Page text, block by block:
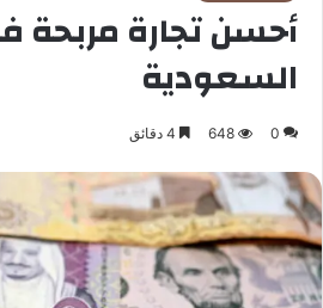
أحسن تجارة مربحة
السعودية
0
648